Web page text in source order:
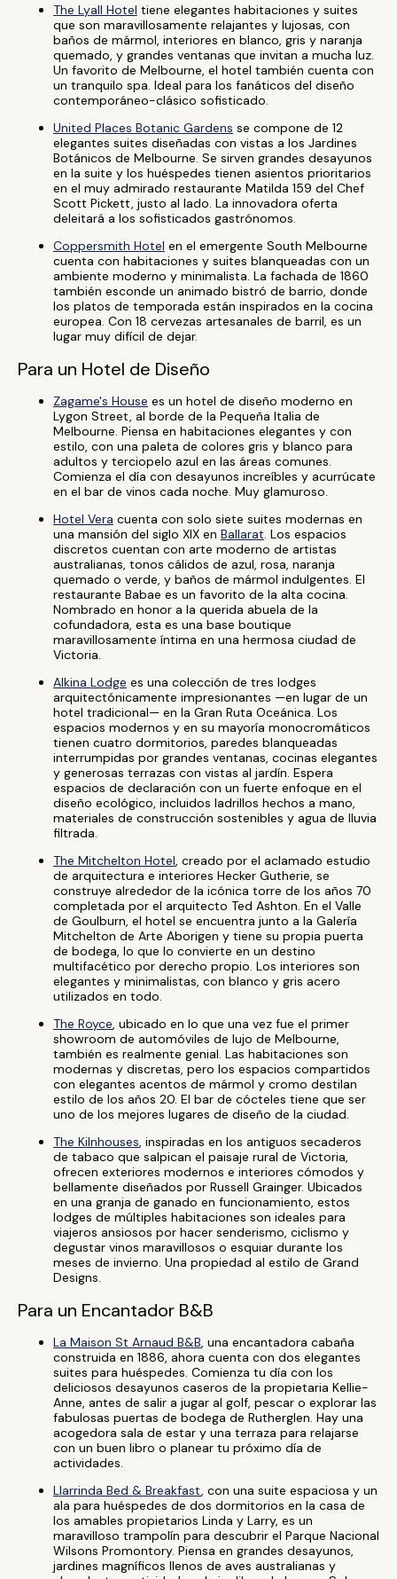
The Lyall Hotel tiene elegantes habitaciones y suites
que son maravillosamente relajantes y lujosas, con
baños de mármol, interiores en blanco, gris y naranja
quemado, y grandes ventanas que invitan a mucha luz.
Un favorito de Melbourne, el hotel también cuenta con
un tranquilo spa. Ideal para los fanáticos del diseño
contemporáneo-clásico sofisticado.
United Places Botanic Gardens se compone de 12
elegantes suites diseñadas con vistas a los Jardines
Botánicos de Melbourne. Se sirven grandes desayunos
en la suite y los huéspedes tienen asientos prioritarios
en el muy admirado restaurante Matilda 159 del Chef
Scott Pickett, justo al lado. La innovadora oferta
deleitará a los sofisticados gastrónomos.
Coppersmith Hotel en el emergente South Melbourne
cuenta con habitaciones y suites blanqueadas con un
ambiente moderno y minimalista. La fachada de 1860
también esconde un animado bistró de barrio, donde
los platos de temporada están inspirados en la cocina
europea. Con 18 cervezas artesanales de barril, es un
lugar muy difícil de dejar.
Para un Hotel de Diseño
Zagame's House es un hotel de diseño moderno en
Lygon Street, al borde de la Pequeña Italia de
Melbourne. Piensa en habitaciones elegantes y con
estilo, con una paleta de colores gris y blanco para
adultos y terciopelo azul en las áreas comunes.
Comienza el día con desayunos increíbles y acurrúcate
en el bar de vinos cada noche. Muy glamuroso.
Hotel Vera cuenta con solo siete suites modernas en
una mansión del siglo XIX en Ballarat. Los espacios
discretos cuentan con arte moderno de artistas
australianas, tonos cálidos de azul, rosa, naranja
quemado o verde, y baños de mármol indulgentes. El
restaurante Babae es un favorito de la alta cocina.
Nombrado en honor a la querida abuela de la
cofundadora, esta es una base boutique
maravillosamente íntima en una hermosa ciudad de
Victoria.
Alkina Lodge es una colección de tres lodges
arquitectónicamente impresionantes —en lugar de un
hotel tradicional— en la Gran Ruta Oceánica. Los
espacios modernos y en su mayoría monocromáticos
tienen cuatro dormitorios, paredes blanqueadas
interrumpidas por grandes ventanas, cocinas elegantes
y generosas terrazas con vistas al jardín. Espera
espacios de declaración con un fuerte enfoque en el
diseño ecológico, incluidos ladrillos hechos a mano,
materiales de construcción sostenibles y agua de lluvia
filtrada.
The Mitchelton Hotel, creado por el aclamado estudio
de arquitectura e interiores Hecker Gutherie, se
construye alrededor de la icónica torre de los años 70
completada por el arquitecto Ted Ashton. En el Valle
de Goulburn, el hotel se encuentra junto a la Galería
Mitchelton de Arte Aborigen y tiene su propia puerta
de bodega, lo que lo convierte en un destino
multifacético por derecho propio. Los interiores son
elegantes y minimalistas, con blanco y gris acero
utilizados en todo.
The Royce, ubicado en lo que una vez fue el primer
showroom de automóviles de lujo de Melbourne,
también es realmente genial. Las habitaciones son
modernas y discretas, pero los espacios compartidos
con elegantes acentos de mármol y cromo destilan
estilo de los años 20. El bar de cócteles tiene que ser
uno de los mejores lugares de diseño de la ciudad.
The Kilnhouses, inspiradas en los antiguos secaderos
de tabaco que salpican el paisaje rural de Victoria,
ofrecen exteriores modernos e interiores cómodos y
bellamente diseñados por Russell Grainger. Ubicados
en una granja de ganado en funcionamiento, estos
lodges de múltiples habitaciones son ideales para
viajeros ansiosos por hacer senderismo, ciclismo y
degustar vinos maravillosos o esquiar durante los
meses de invierno. Una propiedad al estilo de Grand
Designs.
Para un Encantador B&B
La Maison St Arnaud B&B, una encantadora cabaña
construida en 1886, ahora cuenta con dos elegantes
suites para huéspedes. Comienza tu día con los
deliciosos desayunos caseros de la propietaria Kellie-
Anne, antes de salir a jugar al golf, pescar o explorar las
fabulosas puertas de bodega de Rutherglen. Hay una
acogedora sala de estar y una terraza para relajarse
con un buen libro o planear tu próximo día de
actividades.
Llarrinda Bed & Breakfast, con una suite espaciosa y un
ala para huéspedes de dos dormitorios en la casa de
los amables propietarios Linda y Larry, es un
maravilloso trampolín para descubrir el Parque Nacional
Wilsons Promontory. Piensa en grandes desayunos,
jardines magníficos llenos de aves australianas y